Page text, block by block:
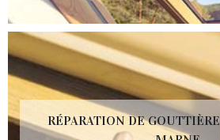
RÉPARATION DE